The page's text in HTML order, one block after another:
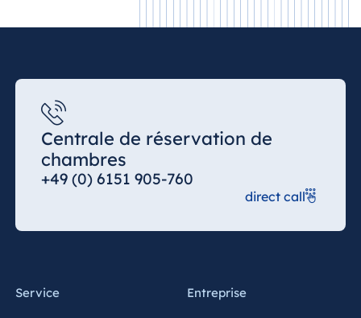
Maurice
Centrale de réservation de
chambres
+49 (0) 6151 905-760
direct call
Service Entreprise